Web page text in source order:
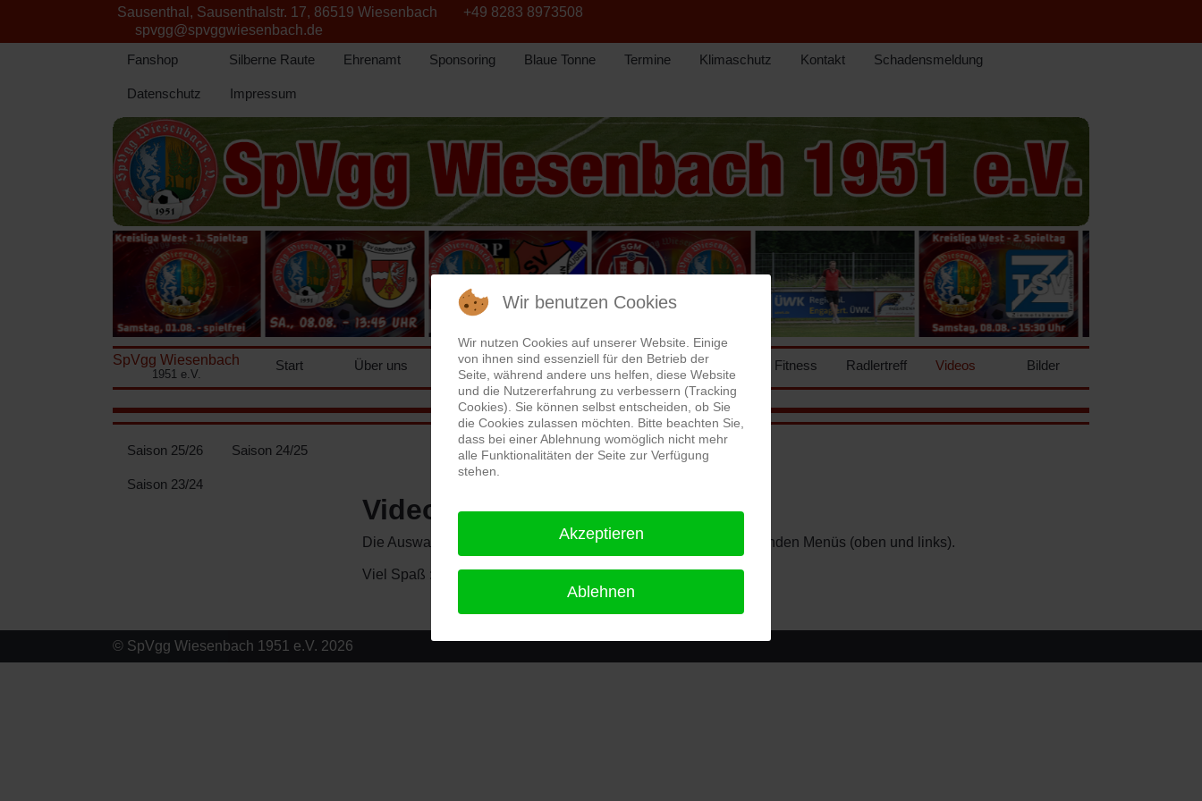
Sausenthal, Sausenthalstr. 17, 86519 Wiesenbach
+49 8283 8973508
spvgg@spvggwiesenbach.de
Fanshop
Silberne Raute Ehrenamt Sponsoring Blaue Tonne Termine Klimaschutz Kontakt Schadensmeldung
Datenschutz Impressum
SpVgg Wiesenbach
1951 e.V.
Start Über uns Herren Junioren BFV Turnen Fitness Radlertreff Videos Bilder
Saison 25/26 Saison 24/25
Saison 23/24
Videos zu unseren Spielen
Die Auswahl der jeweiligen Spielzeit erfolgt über die entsprechenden Menüs (oben und links).
Viel Spaß :-)
© SpVgg Wiesenbach 1951 e.V. 2026
Wir benutzen Cookies
Wir nutzen Cookies auf unserer Website. Einige
von ihnen sind essenziell für den Betrieb der
Seite, während andere uns helfen, diese Website
und die Nutzererfahrung zu verbessern (Tracking
Cookies). Sie können selbst entscheiden, ob Sie
die Cookies zulassen möchten. Bitte beachten Sie,
dass bei einer Ablehnung womöglich nicht mehr
alle Funktionalitäten der Seite zur Verfügung
stehen.
Akzeptieren
Ablehnen